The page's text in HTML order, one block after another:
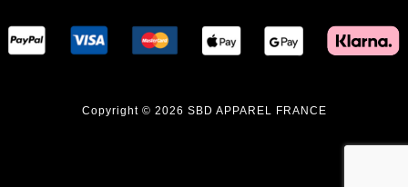
Copyright © 2026 SBD APPAREL FRANCE